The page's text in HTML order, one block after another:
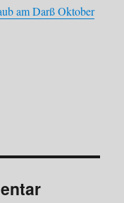
am Darß Oktober